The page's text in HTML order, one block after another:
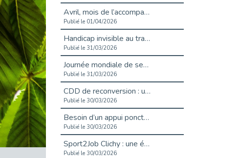
Avril, mois de l’accompagnement dans l’emploi avec Cap emploi.
Publié le 01/04/2026
Handicap invisible au travail : se taire ou parler? - vidéo
Publié le 31/03/2026
Journée mondiale de sensibilisation à l’autisme
Publié le 31/03/2026
CDD de reconversion : un nouveau contrat pour sécuriser le changement de métier.
Publié le 30/03/2026
Besoin d’un appui ponctuel expertise handicap ?
Publié le 30/03/2026
Sport2Job Clichy : une édition altoséquanaise avec Cap Emploi 92.
Publié le 30/03/2026